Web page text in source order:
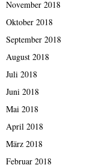
November 2018
Oktober 2018
September 2018
August 2018
Juli 2018
Juni 2018
Mai 2018
April 2018
März 2018
Februar 2018